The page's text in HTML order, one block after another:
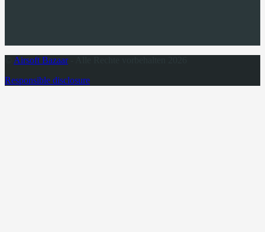
Airsoft Bazaar- Alle Rechte vorbehalten 2026
Responsible disclosure